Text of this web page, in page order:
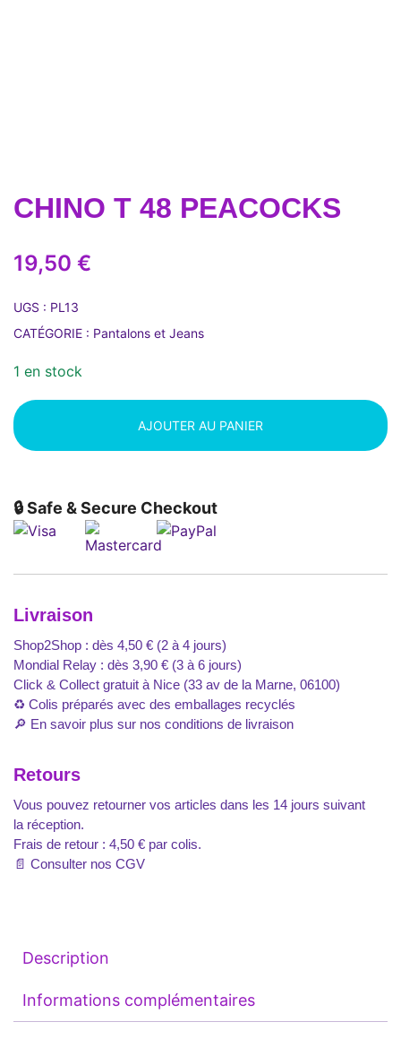
CHINO T 48 PEACOCKS
19,50 €
UGS : PL13
CATÉGORIE : Pantalons et Jeans
1 en stock
AJOUTER AU PANIER
🔒 Safe & Secure Checkout
Livraison
Shop2Shop : dès 4,50 € (2 à 4 jours)
Mondial Relay : dès 3,90 € (3 à 6 jours)
Click & Collect gratuit à Nice (33 av de la Marne, 06100)
♻️ Colis préparés avec des emballages recyclés
🔎 En savoir plus sur nos conditions de livraison
Retours
Vous pouvez retourner vos articles dans les 14 jours suivant
la réception.
Frais de retour : 4,50 € par colis.
📄 Consulter nos CGV
Description
Informations complémentaires